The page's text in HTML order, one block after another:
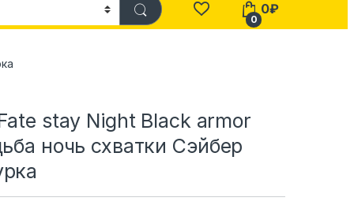
0
0₽
stay Night Black armor
ночь схватки Сэйбер